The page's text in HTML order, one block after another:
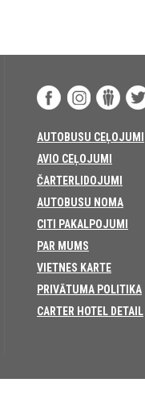
AUTOBUSU CEĻOJUMI
AVIO CEĻOJUMI
ČARTERLIDOJUMI
AUTOBUSU NOMA
CITI PAKALPOJUMI
PAR MUMS
VIETNES KARTE
PRIVĀTUMA POLITIKA
CARTER HOTEL DETAIL